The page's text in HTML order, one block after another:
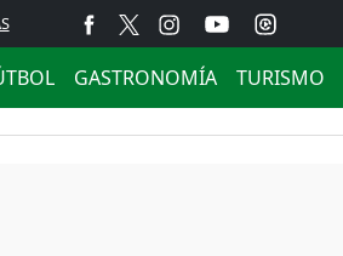
GASTRONOMÍA TURISMO